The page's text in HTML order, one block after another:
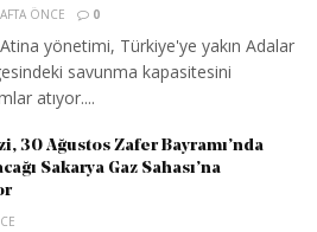
ÖNCE 0
yönetimi, Türkiye'ye yakın Adalar
savunma kapasitesini
atıyor....
30 Ağustos Zafer Bayramı’nda
Sakarya Gaz Sahası’na